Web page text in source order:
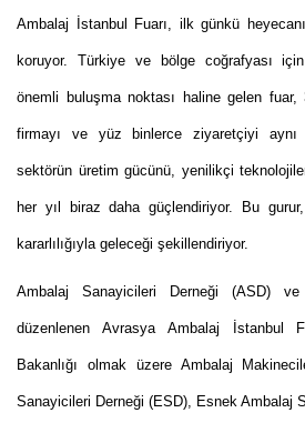
Ambalaj İstanbul Fuarı, ilk günkü
koruyor. Türkiye ve bölge coğrafyası
önemli buluşma noktası haline gelen fuar,
firmayı ve yüz binlerce ziyaretçiyi aynı
sektörün üretim gücünü, yenilikçi
her yıl biraz daha güçlendiriyor. Bu
kararlılığıyla geleceği şekillendiriyor.
Ambalaj Sanayicileri Derneği (ASD)
düzenlenen Avrasya Ambalaj İstanbul
Bakanlığı olmak üzere Ambalaj
Sanayicileri Derneği (ESD), Esnek Ambalaj